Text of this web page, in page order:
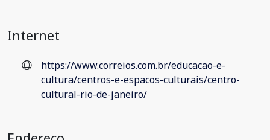
Internet
https://www.correios.com.br/educacao-e-
cultura/centros-e-espacos-culturais/centro-
cultural-rio-de-janeiro/